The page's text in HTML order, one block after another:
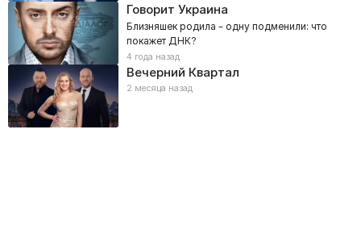
Говорит Украина
Близняшек родила – одну подменили: что
покажет ДНК?
4 года назад
Вечерний Квартал
2 месяца назад